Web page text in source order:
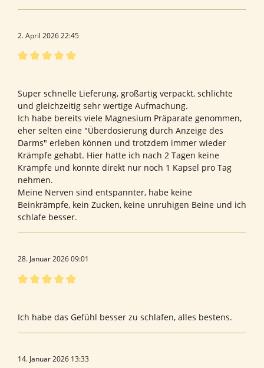
2. April 2026 22:45
Super schnelle Lieferung, großartig verpackt, schlichte
und gleichzeitig sehr wertige Aufmachung.
Ich habe bereits viele Magnesium Präparate genommen,
eher selten eine "Überdosierung durch Anzeige des
Darms" erleben können und trotzdem immer wieder
Krämpfe gehabt. Hier hatte ich nach 2 Tagen keine
Krämpfe und konnte direkt nur noch 1 Kapsel pro Tag
nehmen.
Meine Nerven sind entspannter, habe keine
Beinkrämpfe, kein Zucken, keine unruhigen Beine und ich
schlafe besser.
28. Januar 2026 09:01
Ich habe das Gefühl besser zu schlafen, alles bestens.
14. Januar 2026 13:33